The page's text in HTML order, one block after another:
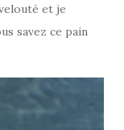
et je
savez ce pain